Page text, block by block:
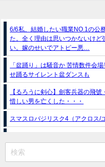
6/6私、結婚したい職業NO.1の公
た。全く理由は思いつかないけど
い。嫁のせいでアトピー悪…
「盆踊り」は騒音か 苦情数件会
せ踊るサイレント盆ダンスも
【るろうに剣心】劍客兵器の飛
惜しい男を亡くした・・・
スマスロバジリスク4（アクロス/
e獣王-獅子の一撃-｜スペック・攻